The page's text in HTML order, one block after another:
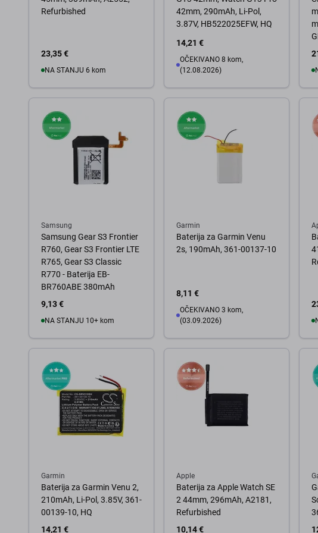
Refurbished
23,35 €
NA STANJU 6 kom
42mm, 290mAh, Li-Pol,
3.87V, HB522025EFW, HQ
14,21 €
OČEKIVANO 8 kom,
(12.08.2026)
Pratite dostupnost
Samsung
Samsung Gear S3 Frontier
R760, Gear S3 Frontier LTE
R765, Gear S3 Classic
R770 - Baterija EB-
BR760ABE 380mAh
9,13 €
NA STANJU 10+ kom
Garmin
Baterija za Garmin Venu
2s, 190mAh, 361-00137-10
8,11 €
OČEKIVANO 3 kom,
(03.09.2026)
U košaricu
Garmin
Baterija za Garmin Venu 2,
210mAh, Li-Pol, 3.85V, 361-
00139-10, HQ
14,21 €
Apple
Baterija za Apple Watch SE
2 44mm, 296mAh, A2181,
Refurbished
10,14 €